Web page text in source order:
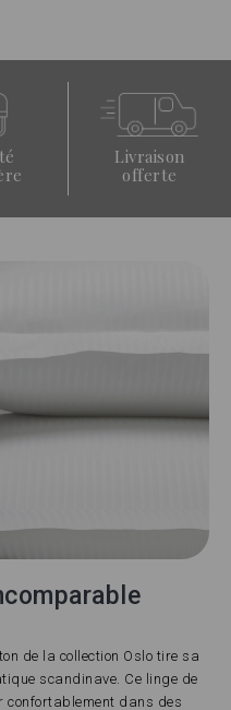
Livraison
offerte
de la collection Oslo tire sa
scandinave. Ce linge de
dans des